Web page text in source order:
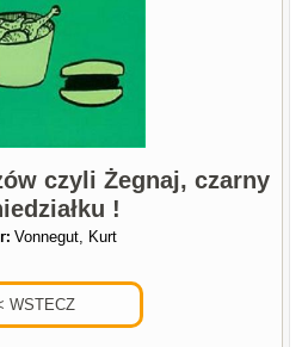
czyli Żegnaj, czarny
!
Vonnegut, Kurt